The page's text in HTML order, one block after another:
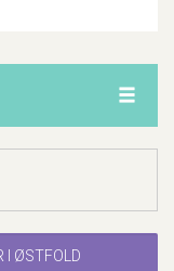
I ØSTFOLD